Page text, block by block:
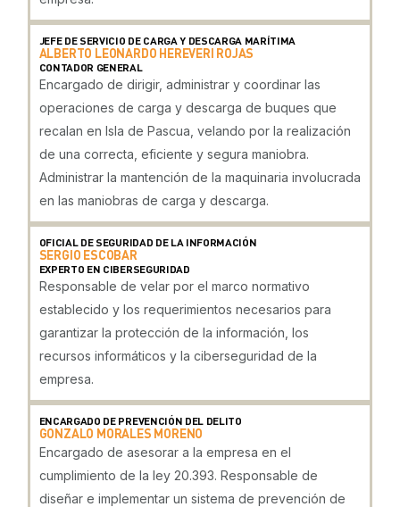
JEFE DE SERVICIO DE CARGA Y DESCARGA MARÍTIMA
ALBERTO LEONARDO HEREVERI ROJAS
CONTADOR GENERAL
Encargado de dirigir, administrar y coordinar las
operaciones de carga y descarga de buques que
recalan en Isla de Pascua, velando por la realización
de una correcta, eficiente y segura maniobra.
Administrar la mantención de la maquinaria involucrada
en las maniobras de carga y descarga.
OFICIAL DE SEGURIDAD DE LA INFORMACIÓN
SERGIO ESCOBAR
EXPERTO EN CIBERSEGURIDAD
Responsable de velar por el marco normativo
establecido y los requerimientos necesarios para
garantizar la protección de la información, los
recursos informáticos y la ciberseguridad de la
empresa.
ENCARGADO DE PREVENCIÓN DEL DELITO
GONZALO MORALES MORENO
Encargado de asesorar a la empresa en el
cumplimiento de la ley 20.393. Responsable de
diseñar e implementar un sistema de prevención de